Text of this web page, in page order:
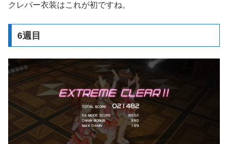
クレバー衣装はこれが初ですね。
6週目